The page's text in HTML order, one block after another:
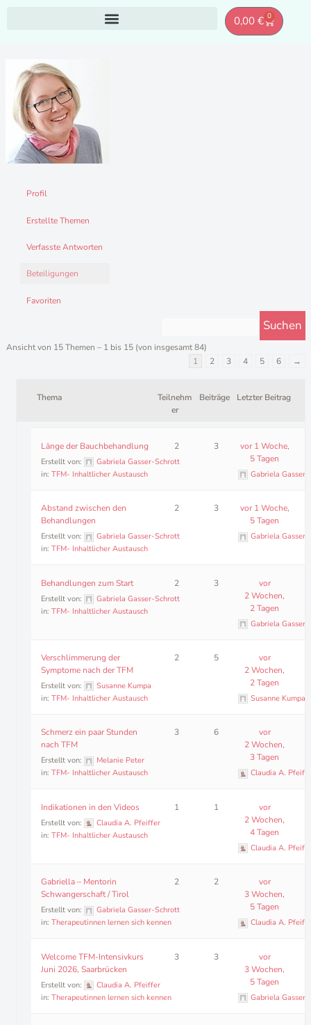
0,00 € 0
Profil
Erstellte Themen
Verfasste Antworten
Beteiligungen
Favoriten
Ansicht von 15 Themen – 1 bis 15 (von insgesamt 84)
1
2 3 4 5 6 →
Thema
Teilnehm
er
Beiträge Letzter Beitrag
Länge der Bauchbehandlung
Erstellt von:
Gabriela Gasser-Schrott
in: TFM- Inhaltlicher Austausch
2 3
vor 1 Woche,
5 Tagen
Gabriela
Abstand zwischen den
Behandlungen
Erstellt von:
Gabriela Gasser-Schrott
in: TFM- Inhaltlicher Austausch
2 3
vor 1 Woche,
5 Tagen
Gabriela
Behandlungen zum Start
Erstellt von:
Gabriela Gasser-Schrott
in: TFM- Inhaltlicher Austausch
2 3
vor
2 Wochen,
2 Tagen
Gabriela
Verschlimmerung der
Symptome nach der TFM
Erstellt von:
Susanne Kumpa
in: TFM- Inhaltlicher Austausch
2 5
vor
2 Wochen,
2 Tagen
Susanne Kumpa
Schmerz ein paar Stunden
nach TFM
Erstellt von:
Melanie Peter
in: TFM- Inhaltlicher Austausch
3 6
vor
2 Wochen,
3 Tagen
Claudia A.
Indikationen in den Videos
Erstellt von:
Claudia A. Pfeiffer
in: TFM- Inhaltlicher Austausch
1 1
vor
2 Wochen,
4 Tagen
Claudia A.
Gabriella – Mentorin
Schwangerschaft / Tirol
Erstellt von:
Gabriela Gasser-Schrott
in: Therapeutinnen lernen sich kennen
2 2
vor
3 Wochen,
5 Tagen
Claudia A.
Welcome TFM-Intensivkurs
Juni 2026, Saarbrücken
Erstellt von:
Claudia A. Pfeiffer
in: Therapeutinnen lernen sich kennen
3 3
vor
3 Wochen,
5 Tagen
Gabriela